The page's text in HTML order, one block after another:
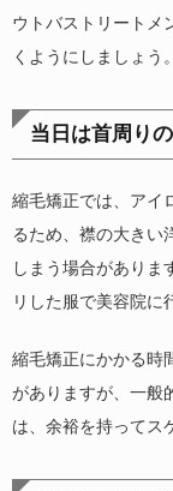
ウトバストリートメ
くようにしましょう。
当日は首周り
縮毛矯正では、アイ
るため、襟の大きい
しまう場合がありま
リした服で美容院に
縮毛矯正にかかる時
がありますが、一般
は、余裕を持ってス